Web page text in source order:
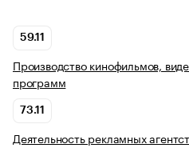
59.11
Производство кинофильмов,
программ
73.11
Деятельность рекламных